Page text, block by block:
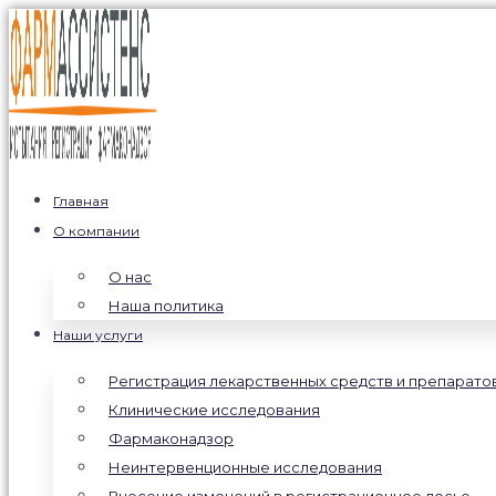
Перейти
к
содержимому
Главная
О компании
О нас
Наша политика
Наши услуги
Регистрация лекарственных средств и
Клинические исследования
Фармаконадзор
Неинтервенционные исследования
Поиск: